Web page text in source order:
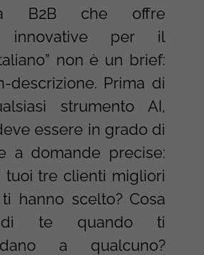
B2B che offre
innovative per il
non è un brief:
descrizione. Prima di
strumento AI,
essere in grado di
a domande precise:
tuoi tre clienti migliori
hanno scelto? Cosa
di te quando ti
a qualcuno?